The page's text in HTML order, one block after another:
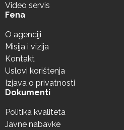
Video servis
Fena
O agenciji
Misija i vizija
Kontakt
Uslovi korištenja
Izjava o privatnosti
Dokumenti
Politika kvaliteta
Javne nabavke